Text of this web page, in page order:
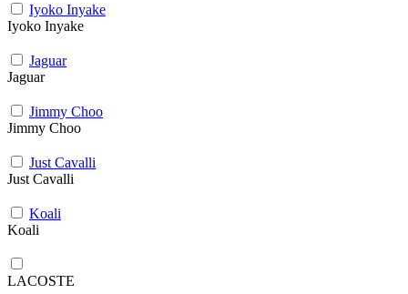
Iyoko Inyake
Iyoko Inyake
Jaguar
Jaguar
Jimmy Choo
Jimmy Choo
Just Cavalli
Just Cavalli
Koali
Koali
LACOSTE